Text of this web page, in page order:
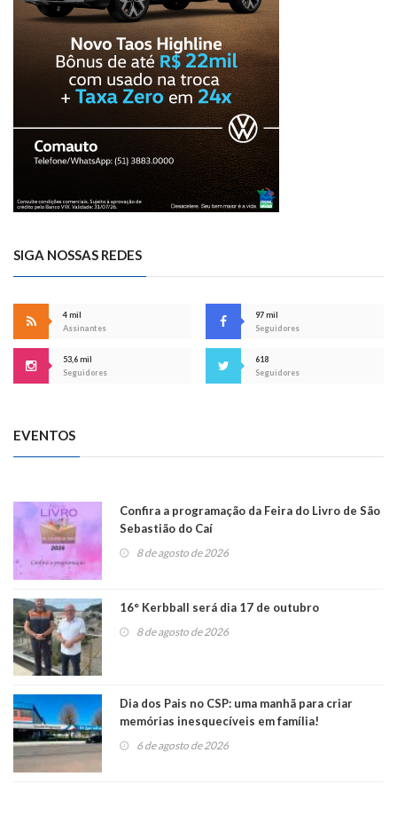
SIGA NOSSAS REDES
4 mil
Assinantes
97 mil
Seguidores
53,6 mil
Seguidores
618
Seguidores
EVENTOS
Confira a programação da Feira do Livro de São
Sebastião do Caí
8 de agosto de 2026
16° Kerbball será dia 17 de outubro
8 de agosto de 2026
Dia dos Pais no CSP: uma manhã para criar
memórias inesquecíveis em família!
6 de agosto de 2026